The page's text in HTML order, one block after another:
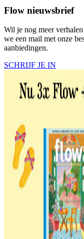
Flow nieuwsbrief
Wil je nog meer
we een mail met onze
aanbiedingen.
SCHRIJF JE IN